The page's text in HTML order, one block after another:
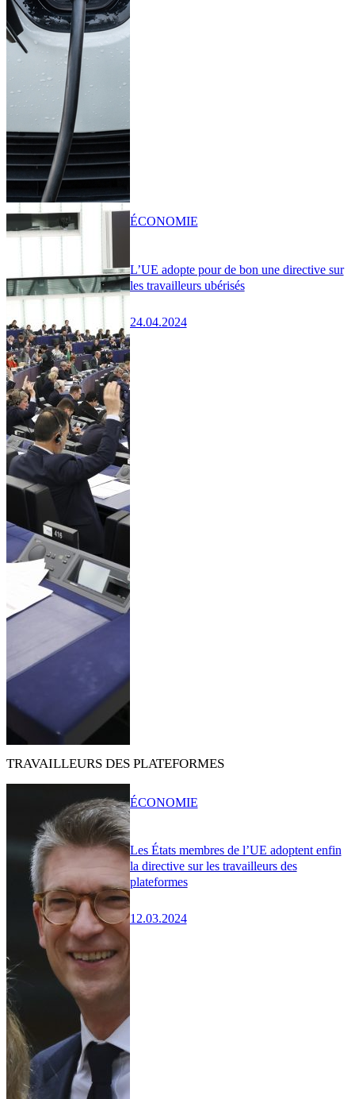
L’UE adopte pour de bon une directive sur
les travailleurs ubérisés
24.04.2024
ÉCONOMIE
TRAVAILLEURS DES PLATEFORMES
Les États membres de l’UE adoptent enfin
la directive sur les travailleurs des
plateformes
12.03.2024
ÉCONOMIE